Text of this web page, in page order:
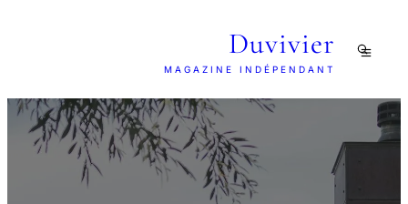
Duvivier
MAGAZINE INDÉPENDANT